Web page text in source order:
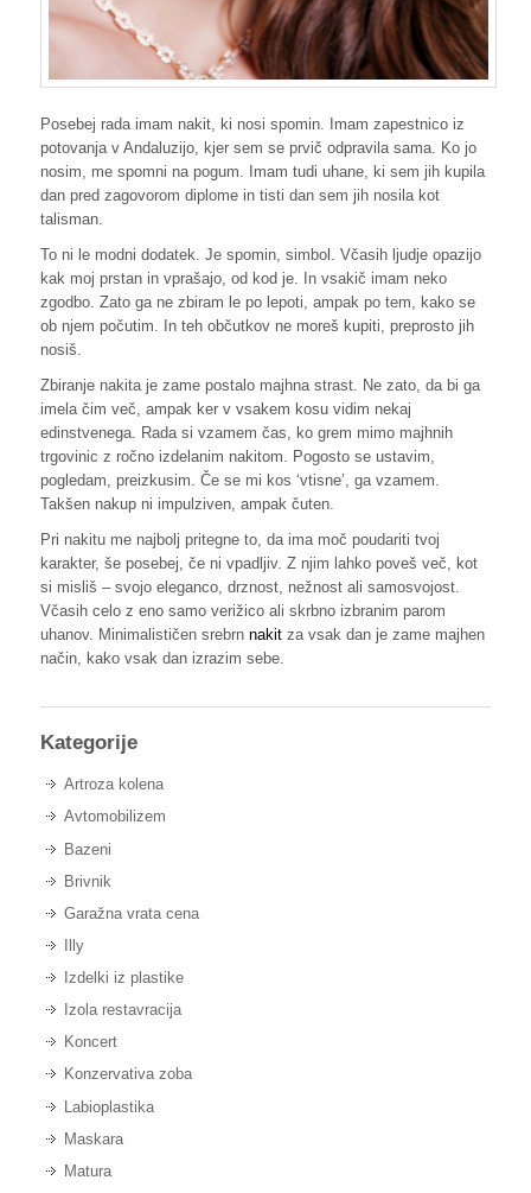
Posebej rada imam nakit, ki nosi spomin. Imam zapestnico iz
potovanja v Andaluzijo, kjer sem se prvič odpravila sama. Ko jo
nosim, me spomni na pogum. Imam tudi uhane, ki sem jih kupila
dan pred zagovorom diplome in tisti dan sem jih nosila kot
talisman.
To ni le modni dodatek. Je spomin, simbol. Včasih ljudje opazijo
kak moj prstan in vprašajo, od kod je. In vsakič imam neko
zgodbo. Zato ga ne zbiram le po lepoti, ampak po tem, kako se
ob njem počutim. In teh občutkov ne moreš kupiti, preprosto jih
nosiš.
Zbiranje nakita je zame postalo majhna strast. Ne zato, da bi ga
imela čim več, ampak ker v vsakem kosu vidim nekaj
edinstvenega. Rada si vzamem čas, ko grem mimo majhnih
trgovinic z ročno izdelanim nakitom. Pogosto se ustavim,
pogledam, preizkusim. Če se mi kos ‘vtisne’, ga vzamem.
Takšen nakup ni impulziven, ampak čuten.
Pri nakitu me najbolj pritegne to, da ima moč poudariti tvoj
karakter, še posebej, če ni vpadljiv. Z njim lahko poveš več, kot
si misliš – svojo eleganco, drznost, nežnost ali samosvojost.
Včasih celo z eno samo verižico ali skrbno izbranim parom
uhanov. Minimalističen srebrn nakit za vsak dan je zame majhen
način, kako vsak dan izrazim sebe.
Kategorije
Artroza kolena
Avtomobilizem
Bazeni
Brivnik
Garažna vrata cena
Illy
Izdelki iz plastike
Izola restavracija
Koncert
Konzervativa zoba
Labioplastika
Maskara
Matura